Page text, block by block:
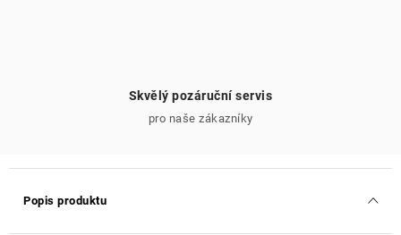
Skvělý pozáruční servis
pro naše zákazníky
Popis produktu